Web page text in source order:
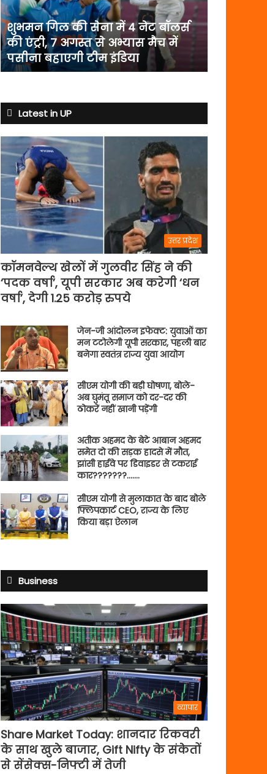
4
नेट
बॉलर्स
की
एंट्री,
7
अभ्यास
मैच
में
पसीना
बहाएगी
टीम
इंडिया
शुभमन गिल की सेना में 4 नेट बॉलर्स
की एंट्री, 7 अगस्त से अभ्यास मैच में
पसीना बहाएगी टीम इंडिया
Latest in UP
उत्तर प्रदेश
कॉमनवेल्थ खेलों में गुलवीर सिंह ने की
‘पदक वर्षा’, यूपी सरकार अब करेगी ‘धन
वर्षा’, देगी 1.25 करोड़ रुपये
जेन-जी आंदोलन इफेक्ट: युवाओं का
मन टटोलेगी यूपी सरकार, पहली बार
बनेगा स्वतंत्र राज्य युवा आयोग
सीएम योगी की बड़ी घोषणा, बोले-
अब घुमंतू समाज को दर-दर की
ठोकरें नहीं खानी पड़ेंगी
अतीक अहमद के बेटे आबान अहमद
समेत दो की सड़क हादसे में मौत,
झांसी हाईवे पर डिवाइडर से टकराई
कार???????…….
सीएम योगी से मुलाकात के बाद बोले
फ्लिपकार्ट CEO, राज्य के लिए
किया बड़ा ऐलान
Business
व्यापार
Share Market Today: शानदार रिकवरी
के साथ खुले बाजार, Gift Nifty के संकेतों
से सेंसेक्स-निफ्टी में तेजी